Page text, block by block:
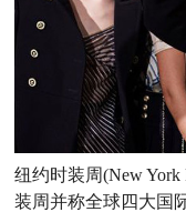
纽约时装周(New York
装周并称全球四大国